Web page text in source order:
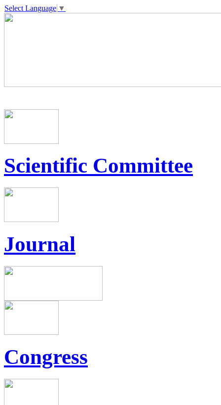
Select Language ▼
Scientific Committee
Journal
Congress